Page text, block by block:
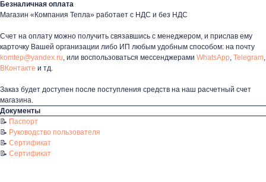
Безналичная оплата
Магазин «Компания Тепла» работает с НДС и без НДС
Счет на оплату можно получить связавшись с менеджером, и прислав ему
карточку Вашей организации либо ИП любым удобным способом: на почту
komtep@yandex.ru, или воспользоваться мессенджерами WhatsApp, Telegram,
ВКонтакте и тд.
Заказ будет доступен после поступления средств на наш расчетный счет
магазина.
Документы
📝 Паспорт
📝 Руководство пользователя
📝 Сертификат
📝 Сертификат
Покупателям
Пн-Пт: 8:00 - 17:00
Сб: 8:00 - 14:00
Почта: komtep@yandex.ru
+7 (8552) 78-33-11
Заказать звонок